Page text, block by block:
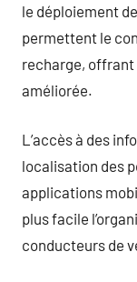
le déploiement
permettent le
recharge,
améliorée.
L’accès à des
localisation des
applications
plus facile
conducteurs de